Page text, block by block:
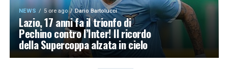
NEWS 5 ore ago Dario Bartolucci
Lazio, 17 anni fa il trionfo di
Pechino contro l’Inter! Il ricordo
della Supercoppa alzata in cielo